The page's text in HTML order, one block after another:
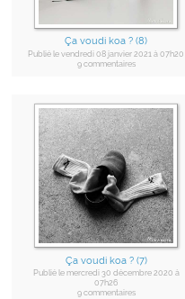
Ça voudi koa ? (8)
Publiéle vendredi 08 janvier 2021 à 07h20
9 commentaires
Ça voudi koa ? (7)
Publié le mercredi 30 décembre 2020 à
07h26
9 commentaires